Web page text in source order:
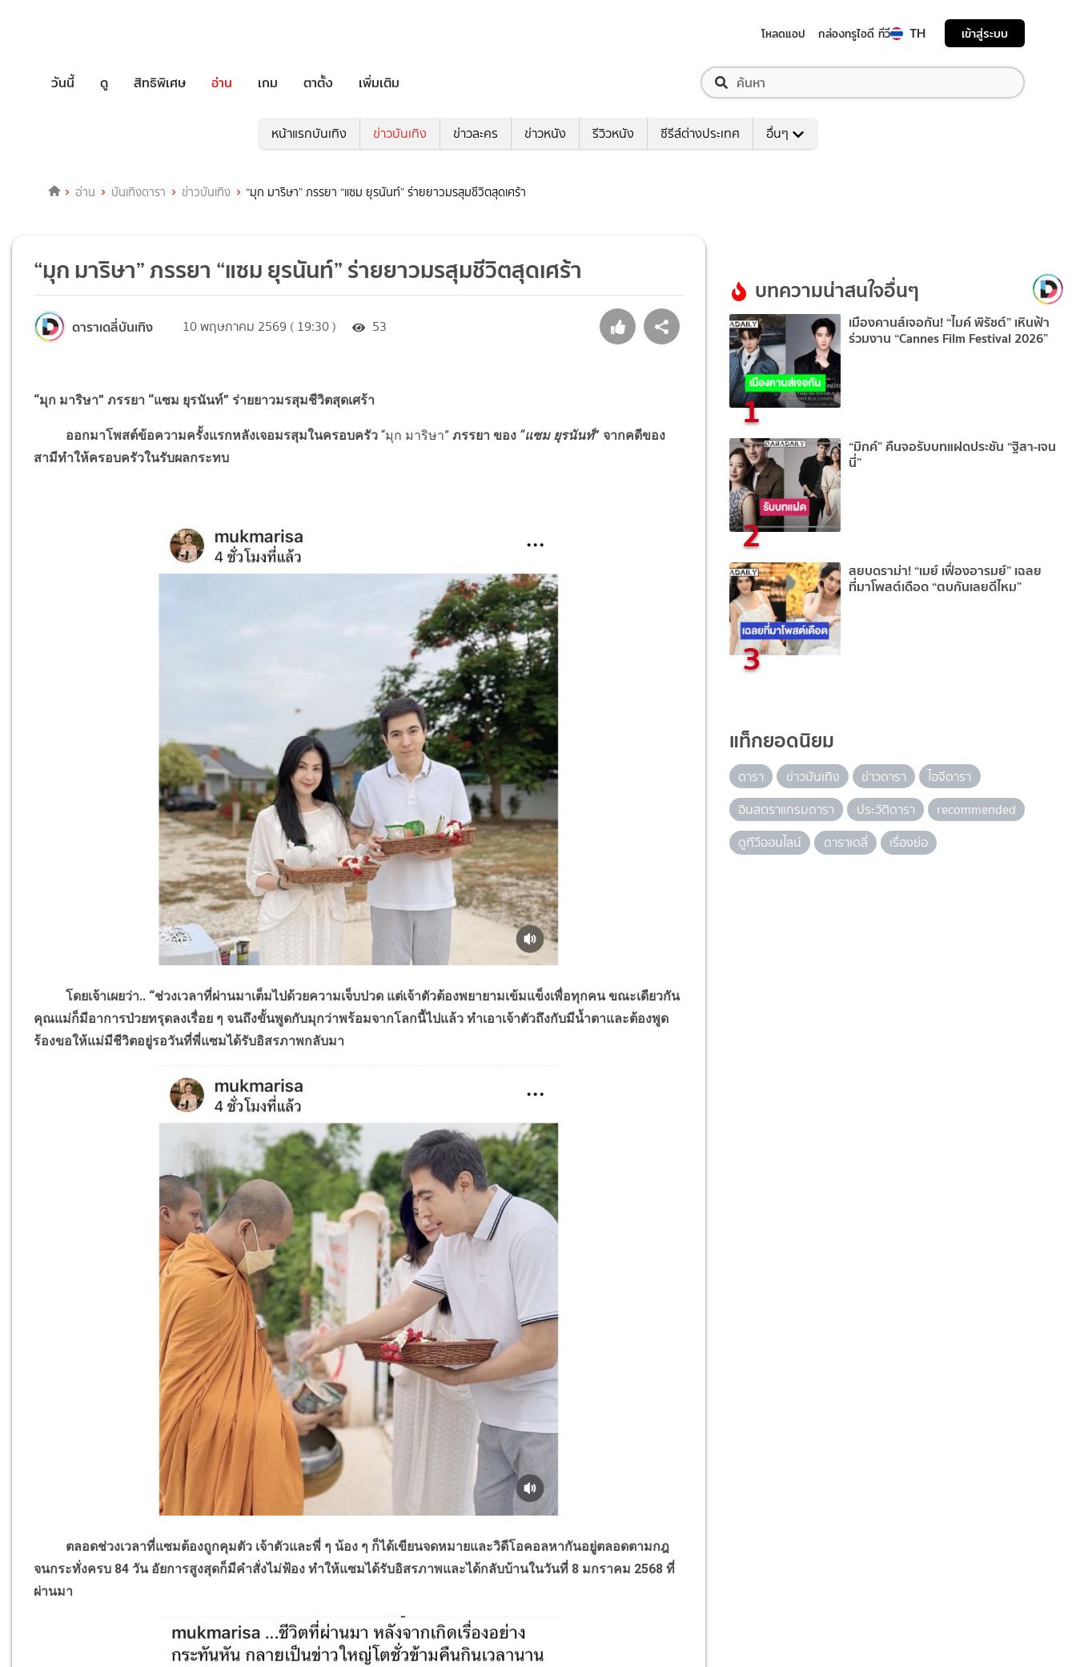
โหลดแอป กล่องทรูไอดี ทีวี TH เข้าสู่ระบบ
วันนี้ ดู สิทธิพิเศษ อ่าน เกม ตาตั้ง เพิ่มเติม
หน้าแรกบันเทิง ข่าวบันเทิง ข่าวละคร ข่าวหนัง รีวิวหนัง ซีรีส์ต่างประเทศ อื่นๆ
อ่าน บันเทิงดารา ข่าวบันเทิง “มุก มาริษา” ภรรยา “แซม ยุรนันท์” ร่ายยาวมรสุมชีวิตสุดเศร้า
“มุก มาริษา” ภรรยา “แซม ยุรนันท์” ร่ายยาวมรสุมชีวิตสุดเศร้า
ดาราเดลี่บันเทิง 10 พฤษภาคม 2569 ( 19:30 ) 53
“มุก มาริษา” ภรรยา “แซม ยุรนันท์” ร่ายยาวมรสุมชีวิตสุดเศร้า
ออกมาโพสต์ข้อความครั้งแรกหลังเจอมรสุมในครอบครัว “มุก มาริษา” ภรรยา ของ “แซม ยุรนันท์” จากคดีของ
สามีทำให้ครอบครัวในรับผลกระทบ
โดยเจ้าเผยว่า.. “ช่วงเวลาที่ผ่านมาเต็มไปด้วยความเจ็บปวด แต่เจ้าตัวต้องพยายามเข้มแข็งเพื่อทุกคน ขณะเดียวกัน
คุณแม่ก็มีอาการป่วยทรุดลงเรื่อย ๆ จนถึงขั้นพูดกับมุกว่าพร้อมจากโลกนี้ไปแล้ว ทำเอาเจ้าตัวถึงกับมีน้ำตาและต้องพูด
ร้องขอให้แม่มีชีวิตอยู่รอวันที่พี่แซมได้รับอิสรภาพกลับมา
ตลอดช่วงเวลาที่แซมต้องถูกคุมตัว เจ้าตัวและพี่ ๆ น้อง ๆ ก็ได้เขียนจดหมายและวิดีโอคอลหากันอยู่ตลอดตามกฎ
จนกระทั่งครบ 84 วัน อัยการสูงสุดก็มีคำสั่งไม่ฟ้อง ทำให้แซมได้รับอิสรภาพและได้กลับบ้านในวันที่ 8 มกราคม 2568 ที่
ผ่านมา
บทความน่าสนใจอื่นๆ
1
เมืองคานส์เจอกัน! “ไมค์ พิรัชต์” เหินฟ้า
ร่วมงาน “Cannes Film Festival 2026”
2
“มิกค์” คืนจอรับบทแฝดประชัน “ฐิสา-เจน
นี่”
3
สยบดราม่า! “เมย์ เฟื่องอารมย์” เฉลย
ที่มาโพสต์เดือด “ตบกันเลยดีไหม”
แท็กยอดนิยม
ดารา ข่าวบันเทิง ข่าวดารา
ไอจีดารา
อินสตราแกรมดารา
ประวัติดารา
recommended
ดูทีวีออนไลน์
ดาราเดลี่ เรื่องย่อ